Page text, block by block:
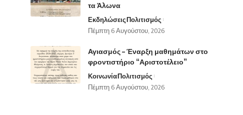
τα Άλωνα
ΕκδηλώσειςΠολιτισμός
Πέμπτη 6 Αυγούστου, 2026
Αγιασμός – Έναρξη μαθημάτων στο
φροντιστήριο “Αριστοτέλειο”
ΚοινωνίαΠολιτισμός
Πέμπτη 6 Αυγούστου, 2026